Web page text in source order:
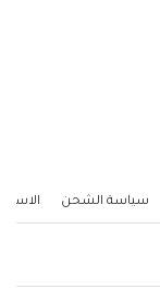
سياسة الشحن